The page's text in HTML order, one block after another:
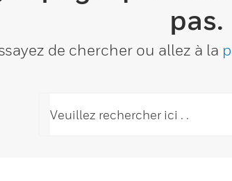
pas.
de chercher ou allez à la